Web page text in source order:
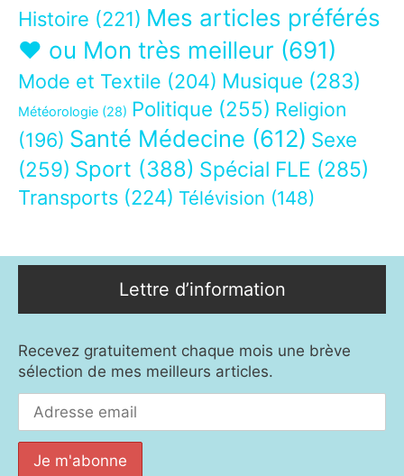
Histoire (221) Mes articles préférés
❤ ou Mon très meilleur (691)
Mode et Textile (204) Musique (283)
Météorologie (28) Politique (255) Religion
(196) Santé Médecine (612) Sexe
(259) Sport (388) Spécial FLE (285)
Transports (224) Télévision (148)
Lettre d’information
Recevez gratuitement chaque mois une brève
sélection de mes meilleurs articles.